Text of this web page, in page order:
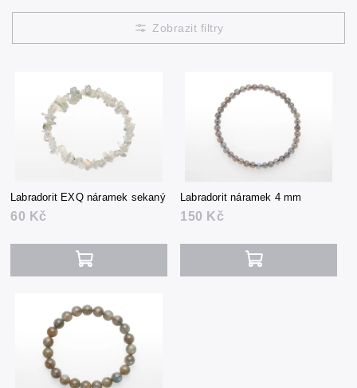
Nejlevnější
Nejdražší
Labradorit EXQ náramek sekaný
60 Kč
Labradorit náramek 4 mm
150 Kč